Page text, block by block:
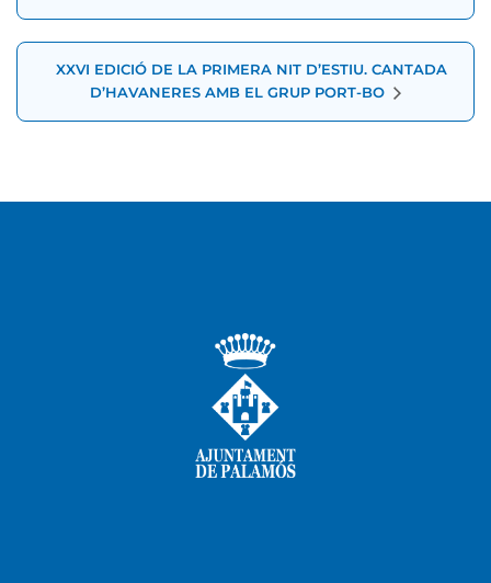
XXVI EDICIÓ DE LA PRIMERA NIT D’ESTIU. CANTADA
D’HAVANERES AMB EL GRUP PORT-BO